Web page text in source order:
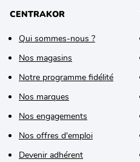
CENTRAKOR
Qui sommes-nous ?
Nos magasins
Notre programme fidélité
Nos marques
Nos engagements
Nos offres d'emploi
Devenir adhérent